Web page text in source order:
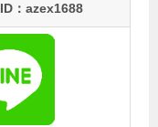
ID：azex1688